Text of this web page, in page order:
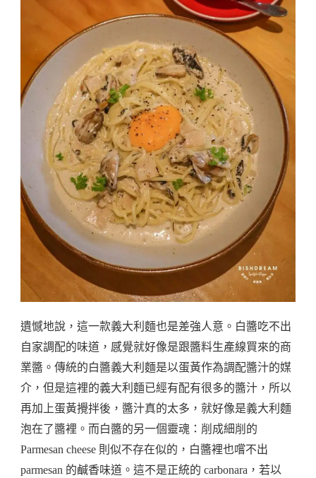
遺憾地說，這一款義大利麵也是差強人意。白醬吃不出
自家調配的味道，感覺就好像是跟醬料生產線買來的商
業醬。傳統的白醬義大利麵是以蛋黃作為調配醬汁的媒
介，但是這裡的義大利麵已經有配有很多的醬汁，所以
再加上蛋黃攪拌後，醬汁真的太多，就好像是義大利麵
泡在了醬裡。而白醬的另一個靈魂：削成細削的
Parmesan cheese 則似不存在似的，白醬裡也嚐不出
parmesan 的鹹香味道。這不是正統的 carbonara，若以